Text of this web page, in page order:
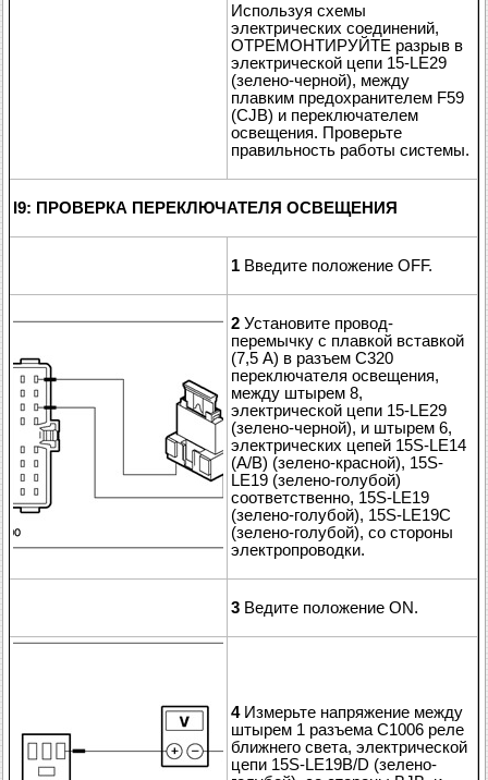
Используя схемы
электрических соединений,
ОТРЕМОНТИРУЙТЕ разрыв в
электрической цепи 15-LE29
(зелено-черной), между
плавким предохранителем F59
(CJB) и переключателем
освещения. Проверьте
правильность работы системы.
I9: ПРОВЕРКА ПЕРЕКЛЮЧАТЕЛЯ ОСВЕЩЕНИЯ
1 Введите положение OFF.
2 Установите провод-
перемычку с плавкой вставкой
(7,5 A) в разъем C320
переключателя освещения,
между штырем 8,
электрической цепи 15-LE29
(зелено-черной), и штырем 6,
электрических цепей 15S-LE14
(A/B) (зелено-красной), 15S-
LE19 (зелено-голубой)
соответственно, 15S-LE19
(зелено-голубой), 15S-LE19C
(зелено-голубой), со стороны
электропроводки.
3 Ведите положение ON.
4 Измерьте напряжение между
штырем 1 разъема C1006 реле
ближнего света, электрической
цепи 15S-LE19B/D (зелено-